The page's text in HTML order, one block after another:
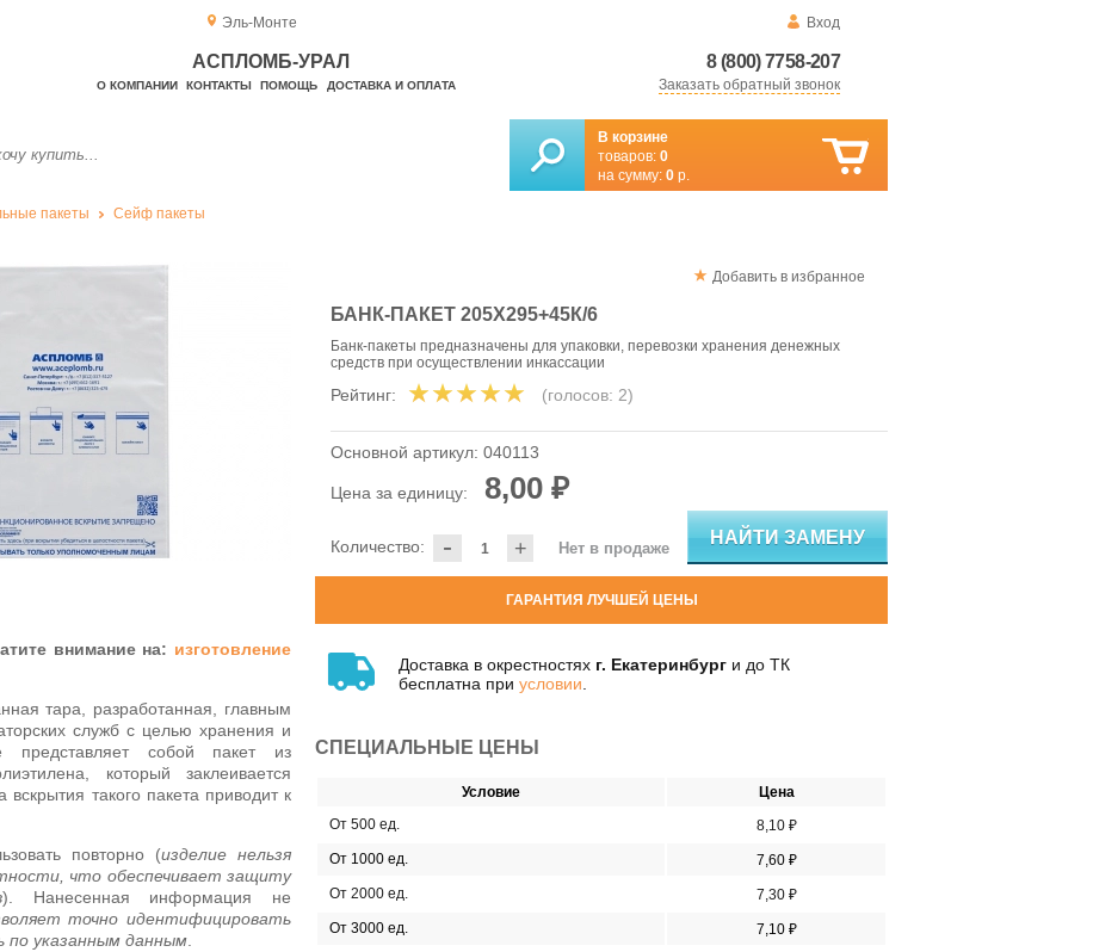
Эль-Монте Вход
8 (800) 7758-207
Заказать обратный звонок
АСПЛОМБ-УРАЛ
О КОМПАНИИ КОНТАКТЫ ПОМОЩЬ ДОСТАВКА И ОПЛАТА
В корзине
товаров: 0
на сумму: 0 р.
пакеты Сейф пакеты
Добавить в избранное
БАНК-ПАКЕТ 205Х295+45К/6
Банк-пакеты предназначены для упаковки, перевозки хранения денежных
средств при осуществлении инкассации
Рейтинг: (голосов: 2)
Основной артикул: 040113
Цена за единицу: 8,00 ₽
- +
Количество: Нет в продаже
НАЙТИ ЗАМЕНУ
ГАРАНТИЯ ЛУЧШЕЙ ЦЕНЫ
Доставка в окрестностях г. Екатеринбург и до ТК
бесплатна при условии
СПЕЦИАЛЬНЫЕ ЦЕНЫ
Условие
Цена
От 500 ед.
8,10 ₽
От 1000 ед.
7,60 ₽
От 2000 ед.
7,30 ₽
От 3000 ед.
7,10 ₽
внимание на: изготовление
тара, разработанная, главным
служб с целью хранения и
представляет собой пакет из
который заклеивается
такого пакета приводит к
повторно (изделие нельзя
что обеспечивает защиту
). Нанесенная информация не
точно идентифицировать
по указанным данным